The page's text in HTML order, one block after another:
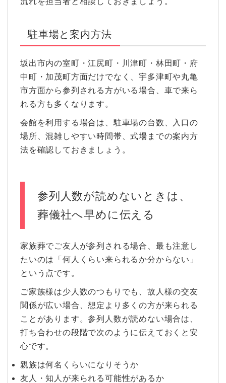
駐車場と案内方法
坂出市内の室町・江尻町・川津町・林田町・府
中町・加茂町方面だけでなく、宇多津町や丸亀
市方面から参列される方がいる場合、車で来ら
れる方も多くなります。
会館を利用する場合は、駐車場の台数、入口の
場所、混雑しやすい時間帯、式場までの案内方
法を確認しておきましょう。
参列人数が読めないときは、
葬儀社へ早めに伝える
家族葬でご友人が参列される場合、最も注意し
たいのは「何人くらい来られるか分からない」
という点です。
ご家族様は少人数のつもりでも、故人様の交友
関係が広い場合、想定より多くの方が来られる
ことがあります。参列人数が読めない場合は、
打ち合わせの段階で次のように伝えておくと安
心です。
親族は何名くらいになりそうか
友人・知人が来られる可能性があるか